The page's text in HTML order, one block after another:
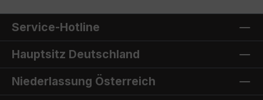
Service-Hotline
Hauptsitz Deutschland
Niederlassung Österreich